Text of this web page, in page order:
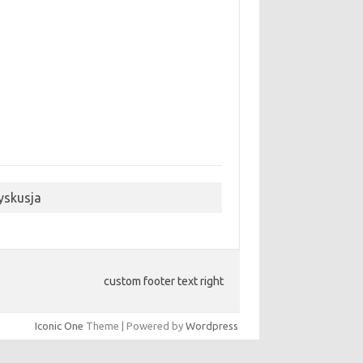
custom footer text right
Iconic One Theme | Powered by Wordpress